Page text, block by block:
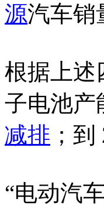
源汽车销
根据上述
子电池产
减排 ；
“电动汽